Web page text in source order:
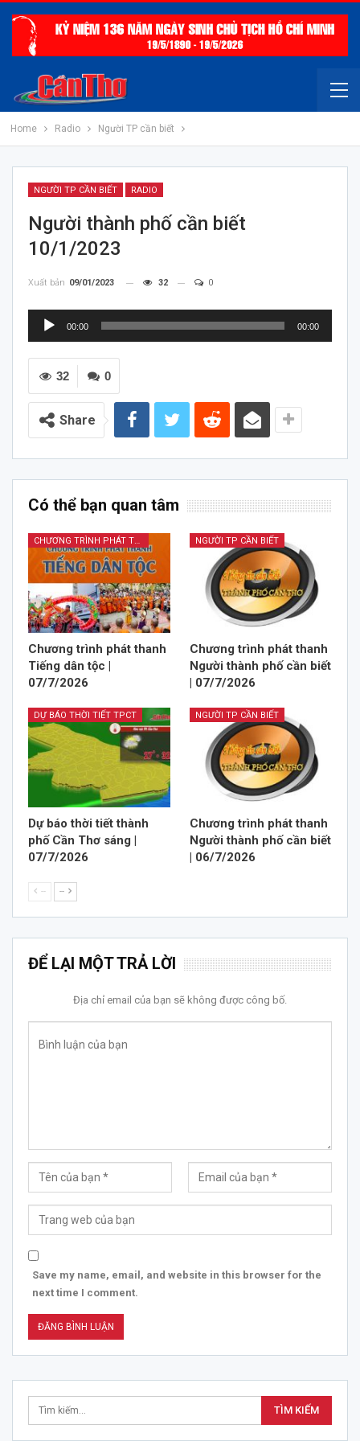
Home Radio Người TP cần biết
NGƯỜI TP CẦN BIẾT RADIO
Người thành phố cần biết
10/1/2023
Xuất bản 09/01/2023 32 0
Trình
Audio
00:00 00:00
0
32
Share
Có thể bạn quan tâm
CHƯƠNG TRÌNH PHÁT THANH TIẾNG DÂN TỘC
Chương trình phát thanh
Tiếng dân tộc |
07/7/2026
NGƯỜI TP CẦN BIẾT
Chương trình phát thanh
Người thành phố cần biết
| 07/7/2026
DỰ BÁO THỜI TIẾT TPCT
Dự báo thời tiết thành
phố Cần Thơ sáng |
07/7/2026
NGƯỜI TP CẦN BIẾT
Chương trình phát thanh
Người thành phố cần biết
| 06/7/2026
-- --
ĐỂ LẠI MỘT TRẢ LỜI
Địa chỉ email của bạn sẽ không được công bố.
Save my name, email, and website in this browser for the
next time I comment.